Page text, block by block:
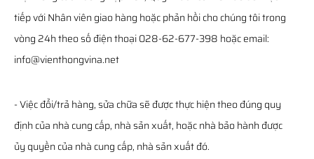
tiếp với Nhân viên giao hàng hoặc phản hồi cho chúng tôi trong
vòng 24h theo số điện thoại 028-62-677-398 hoặc email:
info@vienthongvina.net
- Việc đổi/trả hàng, sửa chữa sẽ được thực hiện theo đúng quy
định của nhà cung cấp, nhà sản xuất, hoặc nhà bảo hành được
ủy quyền của nhà cung cấp, nhà sản xuất đó.